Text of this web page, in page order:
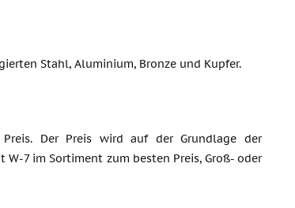
Stahl, Aluminium, Bronze und Kupfer.
Der Preis wird auf der Grundlage der
7 im Sortiment zum besten Preis, Groß- oder